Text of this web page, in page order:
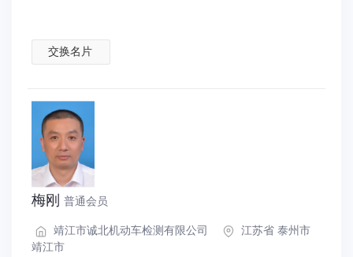
交换名片
梅刚 普通会员
靖江市诚北机动车检测有限公司
江苏省 泰州市
靖江市